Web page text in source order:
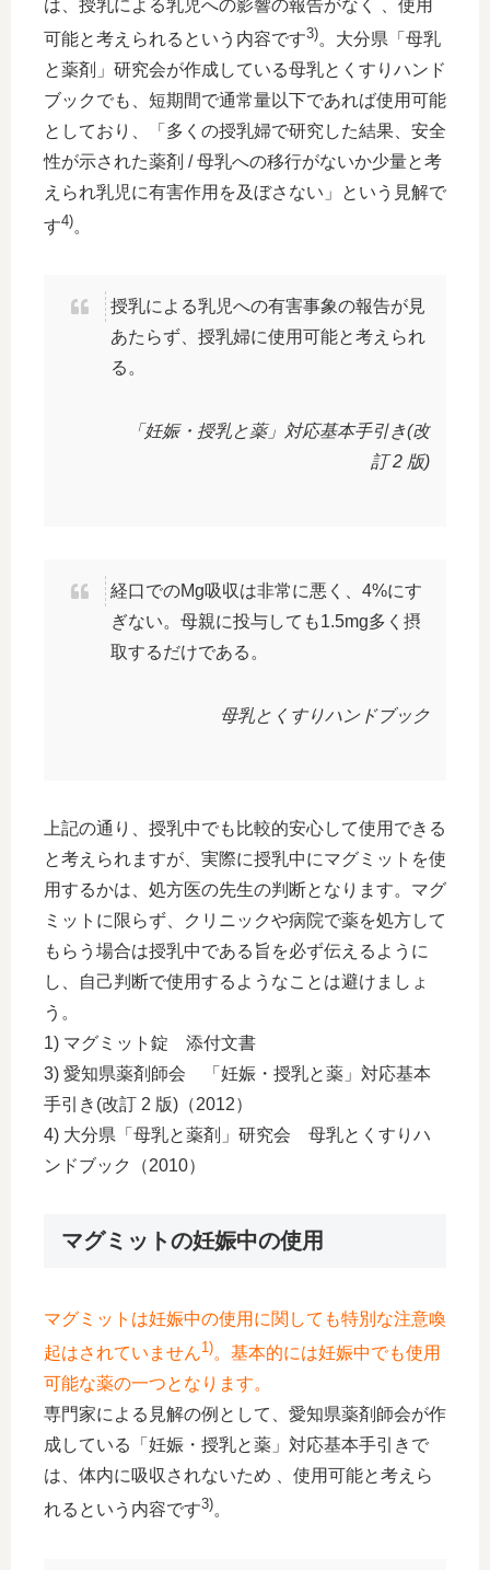
は、授乳による乳児への影響の報告がなく 、使用
可能と考えられるという内容です3)。大分県「母乳
と薬剤」研究会が作成している母乳とくすりハンド
ブックでも、短期間で通常量以下であれば使用可能
としており、「多くの授乳婦で研究した結果、安全
性が示された薬剤 / 母乳への移行がないか少量と考
えられ乳児に有害作用を及ぼさない」という見解で
す4)。
授乳による乳児への有害事象の報告が見
あたらず、授乳婦に使用可能と考えられ
る。
「妊娠・授乳と薬」対応基本手引き(改
訂 2 版)
経口でのMg吸収は非常に悪く、4%にす
ぎない。母親に投与しても1.5mg多く摂
取するだけである。
母乳とくすりハンドブック
上記の通り、授乳中でも比較的安心して使用できる
と考えられますが、実際に授乳中にマグミットを使
用するかは、処方医の先生の判断となります。マグ
ミットに限らず、クリニックや病院で薬を処方して
もらう場合は授乳中である旨を必ず伝えるように
し、自己判断で使用するようなことは避けましょ
う。
1) マグミット錠 添付文書
3) 愛知県薬剤師会 「妊娠・授乳と薬」対応基本
手引き(改訂 2 版)（2012）
4) 大分県「母乳と薬剤」研究会 母乳とくすりハ
ンドブック（2010）
マグミットの妊娠中の使用
マグミットは妊娠中の使用に関しても特別な注意喚
起はされていません1)。基本的には妊娠中でも使用
可能な薬の一つとなります。
専門家による見解の例として、愛知県薬剤師会が作
成している「妊娠・授乳と薬」対応基本手引きで
は、体内に吸収されないため 、使用可能と考えら
れるという内容です3)。